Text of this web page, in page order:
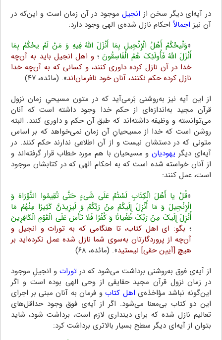
در آیه‌ای دیگر سخن از انجیلموجود در آن زمان است و این‌که در
آن نیز اجمالاً احکام نازل شده‌ی الهی وجود دارد:
«وَلْیحْکُمْ أَهْلُ الْإِنْجِیلِ بِمَا أَنْزَلَ اللَّهُ فِیهِ وَ مَنْ لَمْ یحْکُمْ بِمَا
أَنْزَلَ اللَّهُ فَأُولَئِکَ هُمُ الْفَاسِقُونَ؛و اهل انجیل باید به آن‌چه
خدا در آن نازل کرده داوری کنند، و کسانی که به آن‌چه خدا
نازل کرده حکم نکنند، آنان خود نافرمان‌اند». (مائده، ۴۷)
از این آیه نیز به‌روشنی بَرمی‌آید که در متون مسیحیِ زمان نزول
قرآن مجید به‌اندازه‌ای از حکم خدا وجود داشته است که آنان
می‌توانسته و وظیفه داشته‌اند که طبق آن حکم و داوری کنند. البته
روشن است که خدا از مسیحیانِ آن زمان نمی‌خواهد که بر اساس
متونی که در دستشان نیست و از آن اطلاعی ندارند حکم کنند. در
آیه‌ای دیگر یهودیانو مسیحیان با هم مورد خطاب قرار گرفته‌اند و
از آنان خواسته شده است که به احکام الهی که در کتابشان موجود
است، عمل کنند:
«قُلْ یا أَهْلَ الْکِتَابِ لَسْتُمْ عَلَى شَیءٍ حَتَّى تُقِیمُوا التَّوْرَاهَ وَ
الْإِنْجِیلَ وَ مَا أُنْزِلَ إِلَیکُمْ مِنْ رَبِّکُمْ وَ لَیزِیدَنَّ کَثِیرًا مِنْهُمْ مَا
أُنْزِلَ إِلَیکَ مِنْ رَبِّکَ طُغْیانًا وَ کُفْرًا فَلَا تَأْسَ عَلَى الْقَوْمِ الْکَافِرِینَ
؛ بگو: ای اهل کتاب، تا هنگامی که به تورات و انجیل و
آن‌چه از پروردگارتان به‌سوی شما نازل شده عمل نکرده‌اید بر
هیچ [آیین حقی] نیستید». (مائده، ۶۸)
از آیه‌ی فوق به‌روشنی برداشت می‌شود که در توراتو انجیلِ موجود
در زمان نزول قرآن مجید حقایقی از وحی الهی بوده است و اگر
این‌گونه نباشد مؤاخذه‌ی اهل کتابو فرمان به آنان مبنی بر اجرای
این دو کتاب بی‌معنا می‌شود. اگر از آیه‌ی فوق وجود حداقل‌های
تعالیم نازل شده که برای دینداری لازم است، برداشت شود، شاید
بتوان از آیه‌ای دیگر سطح بسیار بالاتری برداشت کرد: